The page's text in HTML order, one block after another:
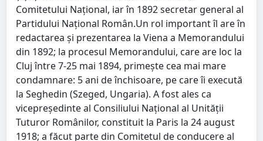
Comitetului Naţional, iar în 1892 secretar general al
Partidului Naţional Român.Un rol important îl are în
redactarea şi prezentarea la Viena a Memorandului
din 1892; la procesul Memorandului, care are loc la
Cluj între 7-25 mai 1894, primeşte cea mai mare
condamnare: 5 ani de închisoare, pe care îi execută
la Seghedin (Szeged, Ungaria). A fost ales ca
vicepreşedinte al Consiliului Naţional al Unităţii
Tuturor Românilor, constituit la Paris la 24 august
1918; a făcut parte din Comitetul de conducere al